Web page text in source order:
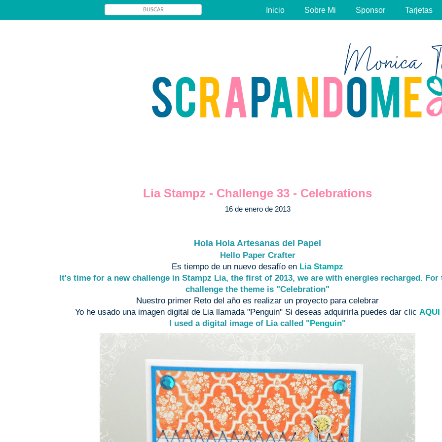
Inicio Sobre Mi Sponsor Tarjetas
Lia Stampz - Challenge 33 - Celebrations
16 de enero de 2013
Hola Hola Artesanas del Papel
Hello Paper Crafter
Es tiempo de un nuevo desafío en Lia Stampz
It's time for a new challenge in Stampz Lia, the first of 2013, we are with energies recharged. For
challenge the theme is "Celebration"
Nuestro primer Reto del año es realizar un proyecto para celebrar
Yo he usado una imagen digital de Lia llamada "Penguin" Si deseas adquirirla puedes dar clic AQUI
I used a digital image of Lia called "Penguin"